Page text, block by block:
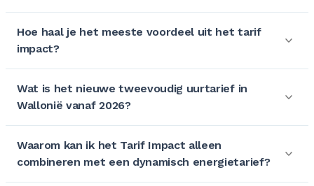
Hoe haal je het meeste voordeel uit het tarif
impact?
Wat is het nieuwe tweevoudig uurtarief in
Wallonië vanaf 2026?
Waarom kan ik het Tarif Impact alleen
combineren met een dynamisch energietarief?